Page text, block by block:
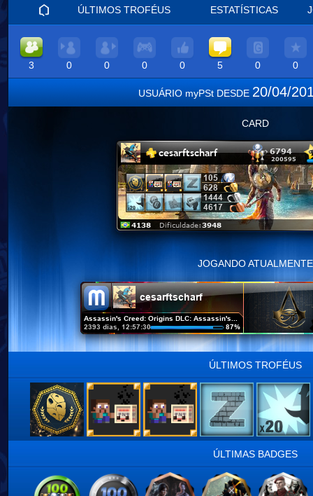
ÚLTIMOS TROFÉUS ESTATÍSTICAS
3 0 0 0 0 5 0 0
USUÁRIO myPSt DESDE 20/04/
CARD
JOGANDO ATUALMENTE
ÚLTIMOS TROFÉUS
ÚLTIMAS BADGES